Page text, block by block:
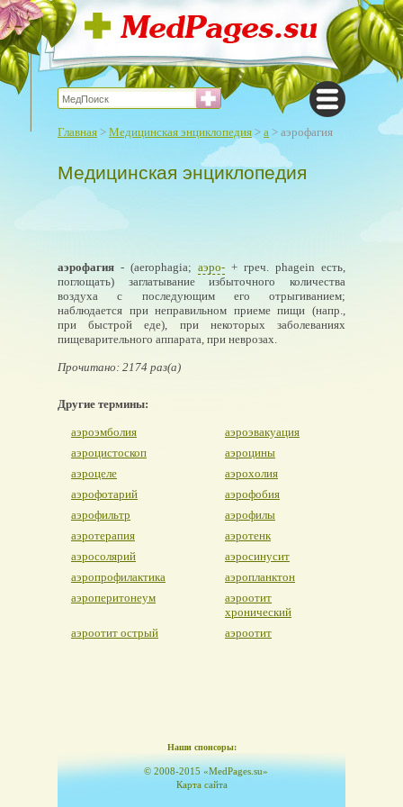
Главная > Медицинская энциклопедия > а > аэрофагия
Медицинская энциклопедия
аэрофагия - (aerophagia; аэро- + греч. phagein есть,
поглощать) заглатывание избыточного количества
воздуха с последующим его отрыгиванием;
наблюдается при неправильном приеме пищи (напр.,
при быстрой еде), при некоторых заболеваниях
пищеварительного аппарата, при неврозах.
Прочитано: 2174 раз(а)
Другие термины:
аэроэмболия
аэроэвакуация
аэроцистоскоп
аэроцины
аэроцеле
аэрохолия
аэрофотарий
аэрофобия
аэрофильтр
аэрофилы
аэротерапия
аэротенк
аэросолярий
аэросинусит
аэропрофилактика
аэропланктон
аэроперитонеум
аэроотит
хронический
аэроотит острый
аэроотит
Наши спонсоры:
© 2008-2015 «MedPages.su»
Карта сайта